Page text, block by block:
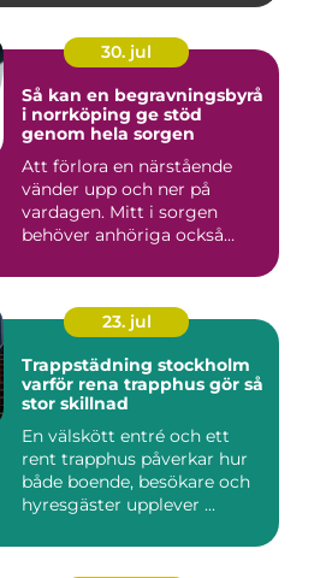
30. jul
Så kan en begravningsbyrå
i norrköping ge stöd
genom hela sorgen
Att förlora en närstående
vänder upp och ner på
vardagen. Mitt i sorgen
behöver anhöriga också
23. jul
Trappstädning stockholm
varför rena trapphus gör så
stor skillnad
En välskött entré och ett
rent trapphus påverkar hur
både boende, besökare och
hyresgäster upplever ...